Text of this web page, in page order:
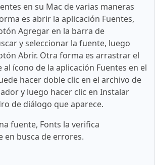
en su Mac de varias maneras
es abrir la aplicación Fuentes,
Agregar en la barra de
y seleccionar la fuente, luego
Abrir. Otra forma es arrastrar el
ícono de la aplicación Fuentes en el
hacer doble clic en el archivo de
y luego hacer clic en Instalar
de diálogo que aparece.
fuente, Fonts la verifica
en busca de errores.